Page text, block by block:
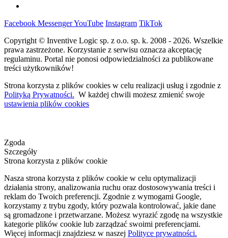
Facebook MessengerYouTube Instagram TikTok
Copyright © Inventive Logic sp. z o.o. sp. k. 2008 - 2026. Wszelkie
prawa zastrzeżone. Korzystanie z serwisu oznacza akceptację
regulaminu. Portal nie ponosi odpowiedzialności za publikowane
treści użytkowników!
Strona korzysta z plików cookies w celu realizacji usług i zgodnie z
Polityką Prywatności. W każdej chwili możesz zmienić swoje
ustawienia plików cookies
Zgoda
Szczegóły
Strona korzysta z plików cookie
Nasza strona korzysta z plików cookie w celu optymalizacji
działania strony, analizowania ruchu oraz dostosowywania treści i
reklam do Twoich preferencji. Zgodnie z wymogami Google,
korzystamy z trybu zgody, który pozwala kontrolować, jakie dane
są gromadzone i przetwarzane. Możesz wyrazić zgodę na wszystkie
kategorie plików cookie lub zarządzać swoimi preferencjami.
Więcej informacji znajdziesz w naszej Polityce prywatności.